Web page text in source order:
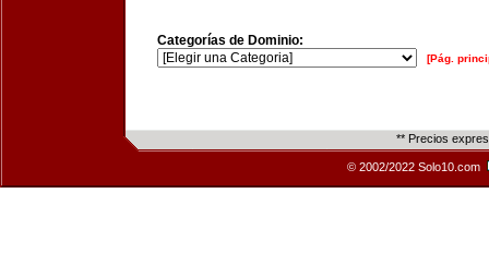
Categorías de Dominio:
[Pág.
** Precios
© 2002/2022 Solo10.com